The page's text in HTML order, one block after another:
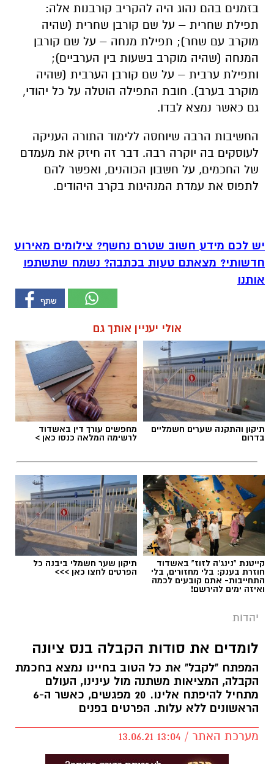
בזמנים בהם נהוג היה להקריב קורבנות אלה:
תפילת שחרית – על שם קורבן שחרית (שהיה
מוקרב עם שחר); תפילת מנחה – על שם קורבן
המנחה (שהיה מוקרב בשעות בין הערביים);
ותפילת ערבית – על שם קורבן הערבית (שהיה
מוקרב בערב). חובת התפילה הוטלה על כל יהודי,
גם כאשר נמצא לבדו.
החשיבות הרבה שיוחסה ללימוד התורה העניקה
לעוסקים בה יוקרה רבה. דבר זה חיזק את מעמדם
של החכמים, על חשבון הכוהנים, ואפשר להם
לתפוס את עמדת המנהיגות בקרב היהודים.
יש לכם מידע חשוב שטרם נחשף? צילומים מאירוע
חדשותי? מצאתם טעות בכתבה? נשמח שתשתפו
אותנו
אולי יעניין אותך גם
תיקון והתקנה שערים חשמליים
בדרום
מחפשים עורך דין באשדוד
לרשימה המלאה כנסו כאן >
קייטנת "נינג'ה לזוז" באשדוד
חוזרת בענק: בלי מחזורים, בלי
התחייבות- אתם קובעים לכמה
ואיזה ימים להירשם!
תיקון שער חשמלי ביבנה כל
הפרטים לחצו כאן >>>
יהדות
לומדים את סודות הקבלה בנס ציונה
המפתח "לקבל" את כל הטוב בחיינו נמצא בחכמת
הקבלה, המציאות משתנה מול עינינו, העולם
מתחיל להיפתח אלינו. 20 מפגשים, כאשר ה-6
הראשונים ללא עלות. הפרטים בפנים
מערכת האתר / 13:04 13.06.21